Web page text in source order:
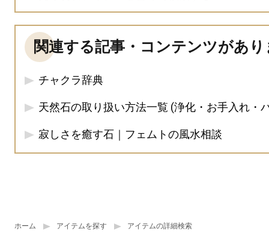
ホーム アイテムを探す アイテムの詳細検索
関連する記事・コンテンツがあ
チャクラ辞典
天然石の取り扱い方法一覧 (浄化・お手入れ・
寂しさを癒す石｜フェムトの風水相談